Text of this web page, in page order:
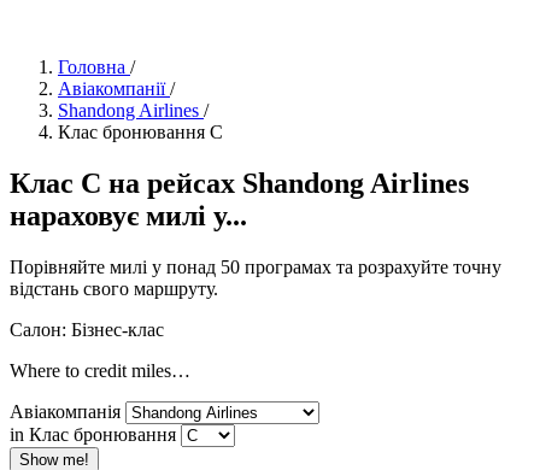
Головна /
Авіакомпанії /
Shandong Airlines /
Клас бронювання C
Клас C на рейсах Shandong Airlines
нараховує милі у...
Порівняйте милі у понад 50 програмах та розрахуйте точну
відстань свого маршруту.
Салон: Бізнес-клас
Where to credit miles…
Авіакомпанія
in Клас бронювання
Show me!